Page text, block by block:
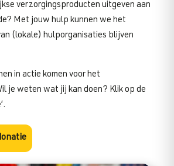
verzorgingsproducten uitgeven aan
Met jouw hulp kunnen we het
(lokale) hulporganisaties blijven
in actie komen voor het
je weten wat jij kan doen? Klik op de